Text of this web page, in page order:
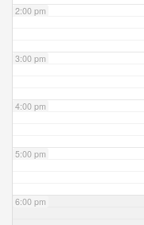
2:00 pm
3:00 pm
4:00 pm
5:00 pm
6:00 pm